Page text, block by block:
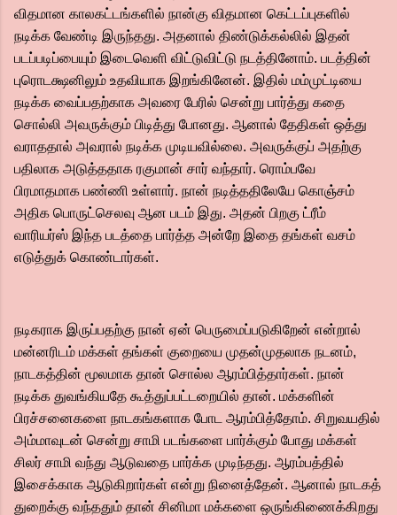
விதமான காலகட்டங்களில் நான்கு விதமான கெட்டப்புகளில்
நடிக்க வேண்டி இருந்தது. அதனால் திண்டுக்கல்லில் இதன்
படப்படிப்பையும் இடைவெளி விட்டுவிட்டு நடத்தினோம். படத்தின்
புரொடக்ஷனிலும் உதவியாக இறங்கினேன். இதில் மம்முட்டியை
நடிக்க வைப்பதற்காக அவரை பேரில் சென்று பார்த்து கதை
சொல்லி அவருக்கும் பிடித்து போனது. ஆனால் தேதிகள் ஒத்து
வராததால் அவரால் நடிக்க முடியவில்லை. அவருக்குப் அதற்கு
பதிலாக அடுத்ததாக ரகுமான் சார் வந்தார். ரொம்பவே
பிரமாதமாக பண்ணி உள்ளார். நான் நடித்ததிலேயே கொஞ்சம்
அதிக பொருட்செலவு ஆன படம் இது. அதன் பிறகு ட்ரீம்
வாரியர்ஸ் இந்த படத்தை பார்த்த அன்றே இதை தங்கள் வசம்
எடுத்துக் கொண்டார்கள்.
நடிகராக இருப்பதற்கு நான் ஏன் பெருமைப்படுகிறேன் என்றால்
மன்னரிடம் மக்கள் தங்கள் குறையை முதன்முதலாக நடனம்,
நாடகத்தின் மூலமாக தான் சொல்ல ஆரம்பித்தார்கள். நான்
நடிக்க துவங்கியதே கூத்துப்பட்டறையில் தான். மக்களின்
பிரச்சனைகளை நாடகங்களாக போட ஆரம்பித்தோம். சிறுவயதில்
அம்மாவுடன் சென்று சாமி படங்களை பார்க்கும் போது மக்கள்
சிலர் சாமி வந்து ஆடுவதை பார்க்க முடிந்தது. ஆரம்பத்தில்
இசைக்காக ஆடுகிறார்கள் என்று நினைத்தேன். ஆனால் நாடகத்
துறைக்கு வந்ததும் தான் சினிமா மக்களை ஒருங்கிணைக்கிறது